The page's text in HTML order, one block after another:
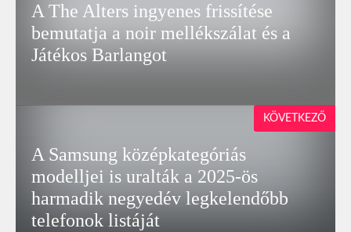
A The Alters ingyenes frissítése
bemutatja a noir mellékszálat és a
Játékos Barlangot
A Samsung középkategóriás
modelljei is uralták a 2025-ös
harmadik negyedév legkelendőbb
telefonok listáját
KÖVETKEZŐ